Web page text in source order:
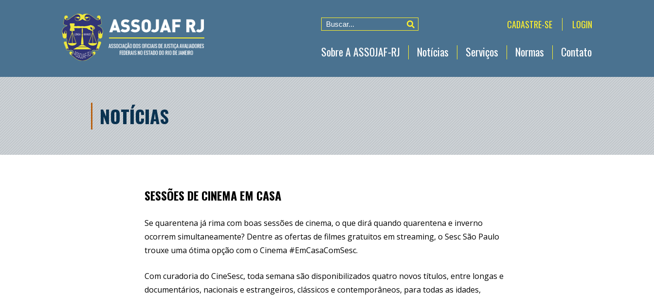
CADASTRE-SE LOGIN
Sobre A ASSOJAF-RJ Notícias Serviços Normas Contato
NOTÍCIAS
SESSÕES DE CINEMA EM CASA
Se quarentena já rima com boas sessões de cinema, o que dirá quando quarentena e inverno
ocorrem simultaneamente? Dentre as ofertas de filmes gratuitos em streaming, o Sesc São Paulo
trouxe uma ótima opção com o Cinema #EmCasaComSesc.
Com curadoria do CineSesc, toda semana são disponibilizados quatro novos títulos, entre longas e
documentários, nacionais e estrangeiros, clássicos e contemporâneos, para todas as idades,
LOGIN DO ASSOCIADO
EMAIL
SENHA